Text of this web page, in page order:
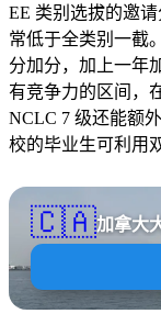
EE 类别选拔的邀
常低于全类别一截
分加分，加上一年
有竞争力的区间，
NCLC 7 级还能额
校的毕业生可利用
🇨🇦加拿大